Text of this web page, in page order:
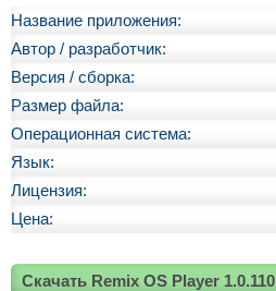
Название приложения:
Автор / разработчик:
Версия / сборка:
Размер файла:
Операционная система:
Язык:
Лицензия:
Цена:
Скачать Remix OS Player 1.0.110